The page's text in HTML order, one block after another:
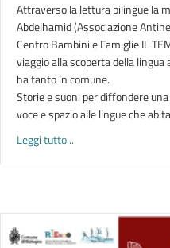
Attraverso la lettura bilingue la
Abdelhamid (Associazione
Centro Bambini e Famiglie IL
viaggio alla scoperta della
ha tanto in comune.
Storie e suoni per diffondere
voce e spazio alle lingue che
Leggi tutto...